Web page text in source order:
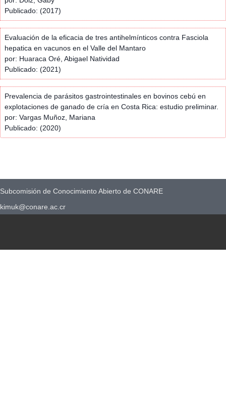
Publicado: (2017)
Evaluación de la eficacia de tres antihelmínticos contra Fasciola
hepatica en vacunos en el Valle del Mantaro
por: Huaraca Oré, Abigael Natividad
Publicado: (2021)
Prevalencia de parásitos gastrointestinales en bovinos cebú en
explotaciones de ganado de cría en Costa Rica: estudio preliminar.
por: Vargas Muñoz, Mariana
Publicado: (2020)
Subcomisión de Conocimiento Abierto de CONARE
kimuk@conare.ac.cr